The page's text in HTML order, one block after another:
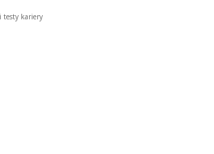
testy kariery